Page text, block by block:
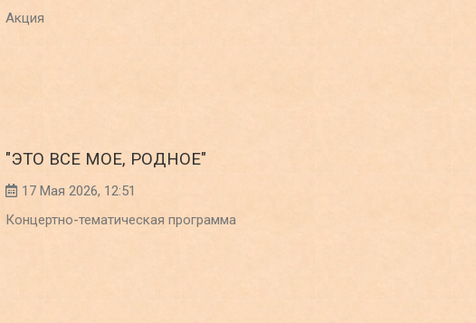
Акция
"ЭТО ВСЕ МОЕ, РОДНОЕ"
17 Мая 2026, 12:51
Концертно-тематическая программа